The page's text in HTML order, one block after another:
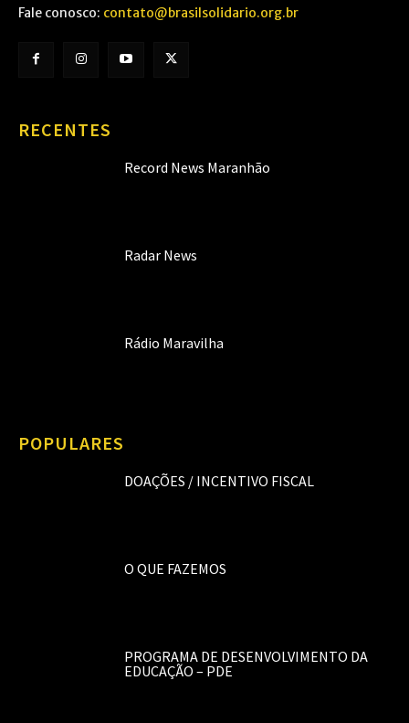
Fale conosco: contato@brasilsolidario.org.br
RECENTES
Record News Maranhão
Radar News
Rádio Maravilha
POPULARES
DOAÇÕES / INCENTIVO FISCAL
O QUE FAZEMOS
PROGRAMA DE DESENVOLVIMENTO DA
EDUCAÇÃO – PDE